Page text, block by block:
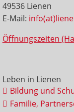
49536 Lienen
E-Mail:
Öffnungszeiten
Leben in Lienen
Bildung und
Familie,